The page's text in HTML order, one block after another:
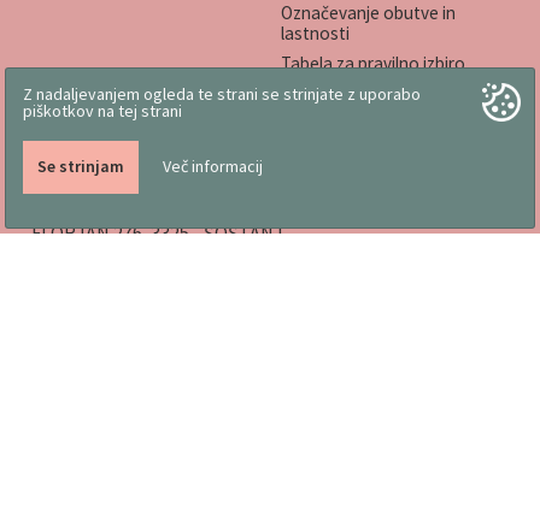
Z nadaljevanjem ogleda te strani se strinjate z uporabo
piškotkov na tej strani
Se strinjam Več informacij
Označevanje obutve in
lastnosti
Tabela za pravilno izbiro
velikosti, navodila za
uporabo in vzdrževanje
FLORJAN 276, 3325 - ŠOŠTANJ